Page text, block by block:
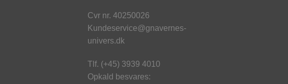
Cvr nr. 40250026
Kundeservice@gnavernes-
univers.dk
Tlf. (+45) 3939 4010
Opkald besvares: